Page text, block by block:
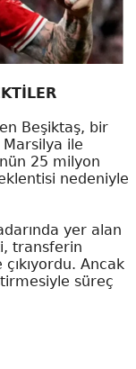
Beşiktaş, bir
ile
25 milyon
nedeniyle
yer alan
transferin
Ancak
süreç